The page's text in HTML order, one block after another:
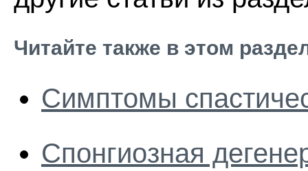
Читайте также в этом
Симптомы
Спонгиозная